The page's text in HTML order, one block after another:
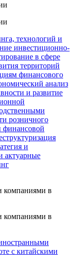
технологий и
инвестиционно-
в сфере
территорий
финансового
анализ
и развитие
розничного
и
актуарные
компаниями в
компаниями в
с китайскими